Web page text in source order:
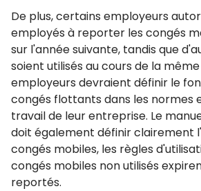
De plus, certains employeurs
employés à reporter les congés
sur l'année suivante, tandis que
soient utilisés au cours de la
employeurs devraient définir le
congés flottants dans les normes
travail de leur entreprise. Le
doit également définir clairement
congés mobiles, les règles
congés mobiles non utilisés
reportés.